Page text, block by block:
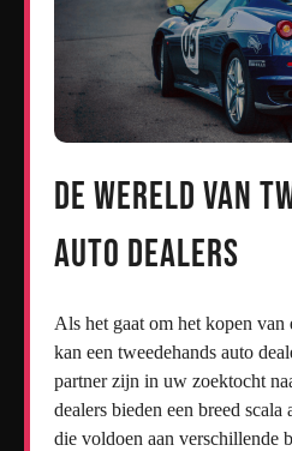
De Wereld van
Auto Dealers
Als het gaat om het kopen van
kan een tweedehands auto
partner zijn in uw zoektocht
dealers bieden een breed
die voldoen aan verschillende